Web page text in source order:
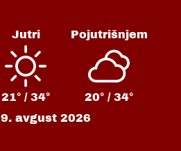
Jutri
21° / 34°
Pojutrišnjem
20° / 34°
9. avgust 2026